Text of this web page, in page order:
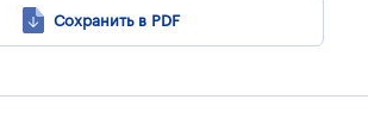
Сохранить в PDF